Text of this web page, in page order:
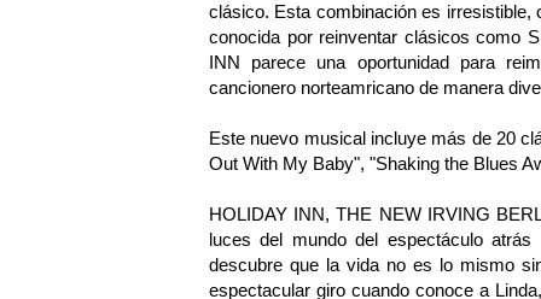
clásico. Esta combinación es irresistible,
conocida por reinventar clásicos como
INN parece una oportunidad para
cancionero norteamricano de manera
Este nuevo musical incluye más de 20
Out With My Baby", "Shaking the Blues
HOLIDAY INN, THE NEW IRVING
luces del mundo del espectáculo
descubre que la vida no es lo mismo
espectacular giro cuando conoce a